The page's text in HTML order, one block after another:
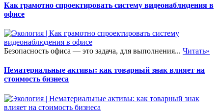
Как грамотно спроектировать систему видеонаблюдения в
офисе
Безопасность офиса — это задача, для выполнения... Читать»
Нематериальные активы: как товарный знак влияет на
стоимость бизнеса